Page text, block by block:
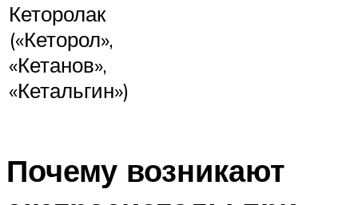
Кеторолак
(«Кеторол»,
«Кетанов»,
«Кетальгин»)
Почему возникают